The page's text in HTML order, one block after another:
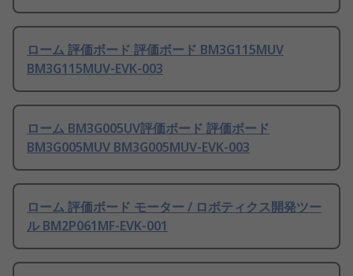
ローム 評価ボード 評価ボード BM3G115MUV
BM3G115MUV-EVK-003
ローム BM3G005UV評価ボード 評価ボード
BM3G005MUV BM3G005MUV-EVK-003
ローム 評価ボード モーター / ロボティクス開発ツー
ル BM2P061MF-EVK-001